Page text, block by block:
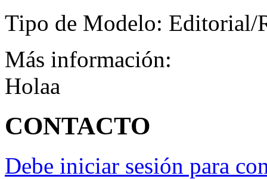
Tipo de Modelo: Editorial/
Más información:
Holaa
CONTACTO
Debe iniciar sesión para